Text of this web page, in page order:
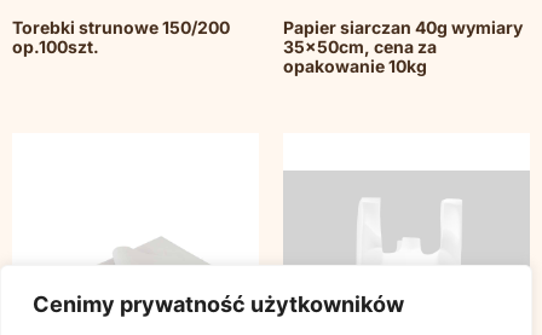
Cenimy prywatność użytkowników
Torebki strunowe 150/200
op.100szt.
Papier siarczan 40g wymiary
35x50cm, cena za
opakowanie 10kg